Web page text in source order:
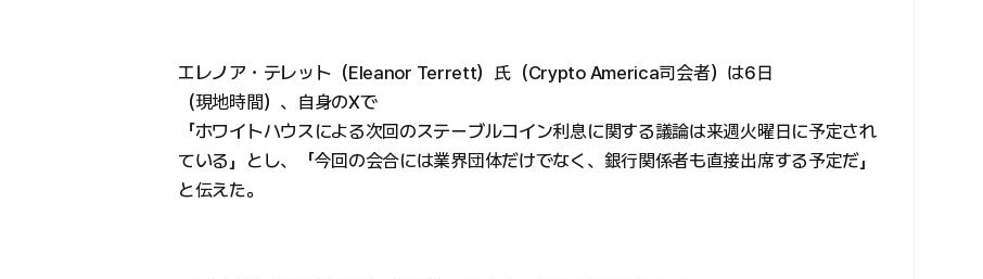
エレノア・テレット（Eleanor Terrett）氏（Crypto America司会者）は6日
（現地時間）、自身のXで
「ホワイトハウスによる次回のステーブルコイン利息に関する議論は来週火曜日に予定され
ている」とし、「今回の会合には業界団体だけでなく、銀行関係者も直接出席する予定だ」
と伝えた。